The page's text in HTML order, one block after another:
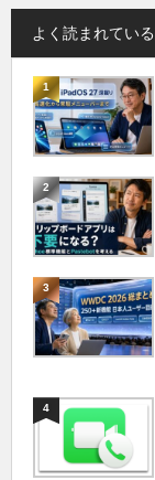
よく読まれてい
1
2
3
4